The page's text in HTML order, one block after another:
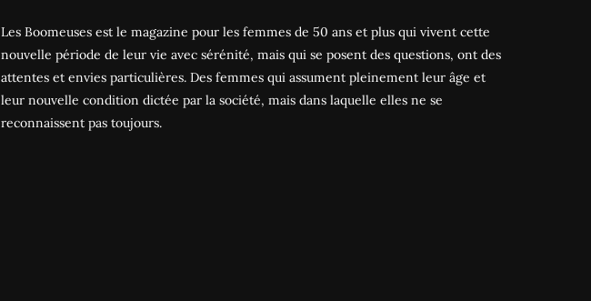
Les Boomeuses est le magazine pour les femmes de 50 ans et plus qui vivent cette
nouvelle période de leur vie avec sérénité, mais qui se posent des questions, ont des
attentes et envies particulières. Des femmes qui assument pleinement leur âge et
leur nouvelle condition dictée par la société, mais dans laquelle elles ne se
reconnaissent pas toujours.